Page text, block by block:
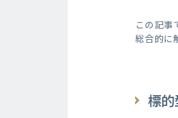
この記事
総合的に
標的